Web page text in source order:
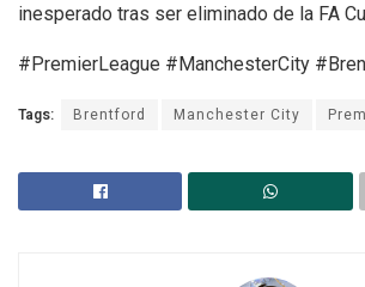
inesperado tras ser eliminado de la FA
#PremierLeague #ManchesterCity
Tags: Brentford Manchester City